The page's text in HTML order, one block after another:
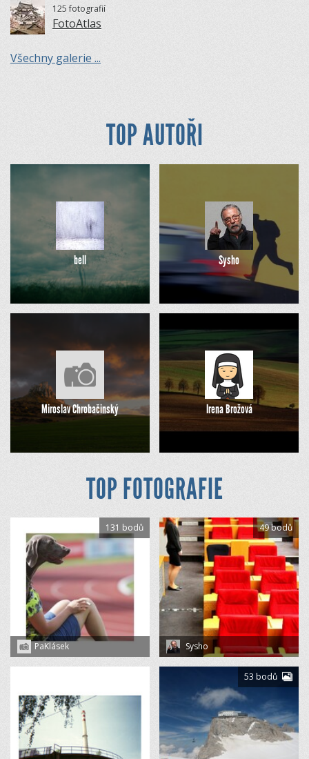
125 fotografií
FotoAtlas
Všechny galerie ...
TOP AUTOŘI
bell Sysho
Miroslav Chrobačinský Irena Brožová
TOP FOTOGRAFIE
PaKlásek
131 bodů
Sysho
49 bodů
53 bodů